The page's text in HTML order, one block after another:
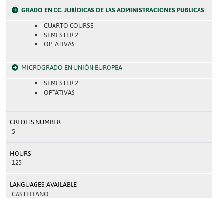
GRADO EN CC. JURÍDICAS DE LAS ADMINISTRACIONES PÚBLICAS
CUARTO COURSE
SEMESTER 2
OPTATIVAS
MICROGRADO EN UNIÓN EUROPEA
SEMESTER 2
OPTATIVAS
CREDITS NUMBER
5
HOURS
125
LANGUAGES AVAILABLE
CASTELLANO